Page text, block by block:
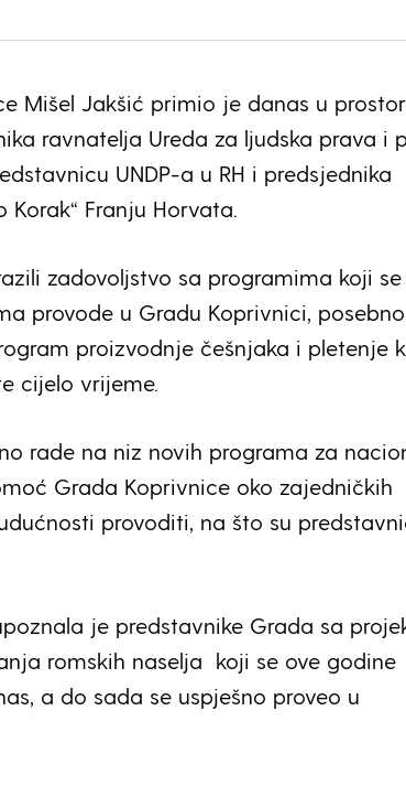
Mišel Jakšić primio je danas u
ravnatelja Ureda za ljudska prava i
UNDP-a u RH i predsjednika
Korak“ Franju Horvata.
zadovoljstvo sa programima koji se
provode u Gradu Koprivnici,
proizvodnje češnjaka i pletenje
cijelo vrijeme.
rade na niz novih programa za
Grada Koprivnice oko zajedničkih
provoditi, na što su
je predstavnike Grada sa
romskih naselja koji se ove godine
a do sada se uspješno proveo u